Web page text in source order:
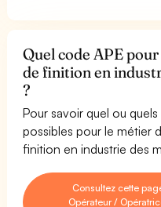
Quel code APE
de finition en
?
Pour savoir quel ou
possibles pour le métier
finition en industrie des
Consultez cette
Opérateur /